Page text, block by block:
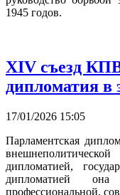
1945 годов.
XIV съезд
дипломатия в
17/01/2026 15:05
Парламентская
дипломатией,
дипломатией
профессиональной,